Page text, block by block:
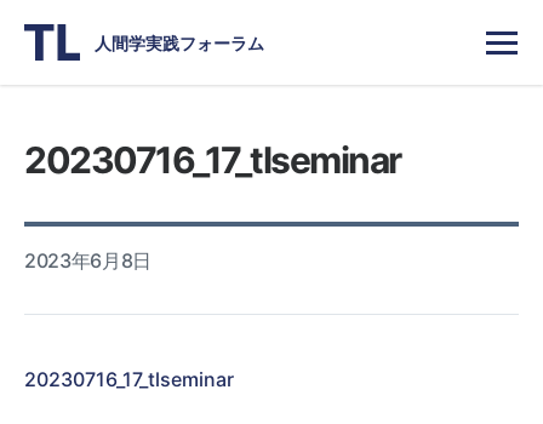
人間学実践フォーラム
20230716_17_tlseminar
2023年6月8日
20230716_17_tlseminar